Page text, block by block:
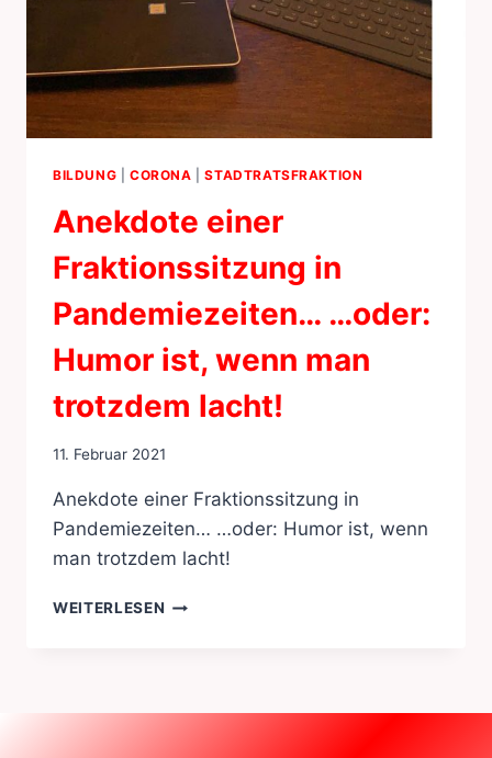
BILDUNG CORONA |STADTRATSFRAKTION
Anekdote einer
Fraktionssitzung in
Pandemiezeiten… …oder:
Humor ist, wenn man
trotzdem lacht!
11. Februar 2021
Anekdote einer Fraktionssitzung in
Pandemiezeiten… …oder: Humor ist, wenn
man trotzdem lacht!
WEITERLESEN ANEKDOTE
…